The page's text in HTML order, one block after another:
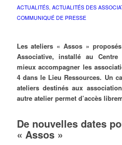
ACTUALITÉS, ACTUALITÉS DES
COMMUNIQUÉ DE PRESSE
Les ateliers « Assos »
Associative, installé au Centre
mieux accompagner les
4 dans le Lieu Ressources. Un
ateliers destinés aux
autre atelier permet d’accès
De nouvelles dates
« Assos »